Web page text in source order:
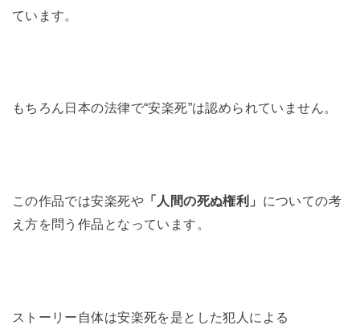
ています。
もちろん日本の法律で“安楽死”は認められていません。
この作品では安楽死や「人間の死ぬ権利」 についての考
え方を問う作品となっています。
ストーリー自体は安楽死を是とした犯人による